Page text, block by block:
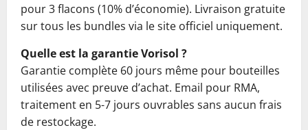
pour 3 flacons (10% d’économie). Livraison gratuite
sur tous les bundles via le site officiel uniquement.
Quelle est la garantie Vorisol ?
Garantie complète 60 jours même pour bouteilles
utilisées avec preuve d’achat. Email pour RMA,
traitement en 5-7 jours ouvrables sans aucun frais
de restockage.